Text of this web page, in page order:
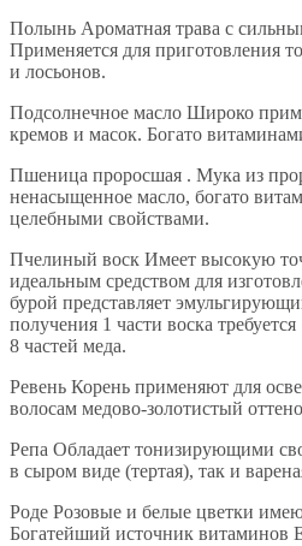
Полынь Ароматная трава с
Применяется для приготовления
и лосьонов.
Подсолнечное масло Широко
кремов и масок. Богато
Пшеница проросшая . Мука из
ненасыщенное масло, богато
целебными свойствами.
Пчелиный воск Имеет высокую
идеальным средством для
бурой представляет
получения 1 части воска требуется
8 частей меда.
Ревень Корень применяют для
волосам медово-золотистый
Репа Обладает тонизирующими
в сыром виде (тертая), так и
Роде Розовые и белые цветки
Богатейший источник витаминов